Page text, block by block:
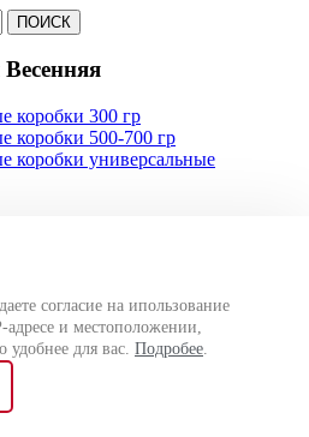
согласие на ипользование
и местоположении,
удобнее для вас. Подробее.
ПОИСК
коробки 300 гр
коробки 500-700 гр
коробки универсальные
ПОИСК